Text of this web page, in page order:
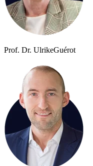
Prof. Dr. UlrikeGuérot